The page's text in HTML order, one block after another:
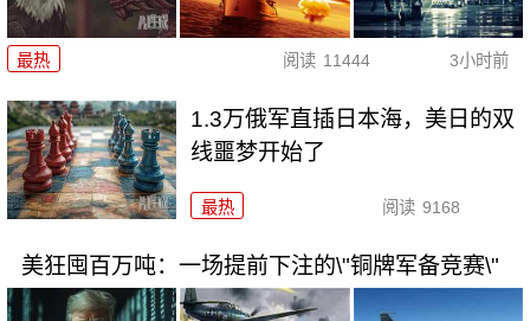
最热 阅读 11444 3小时前
1.3万俄军直插日本海，美日的双
线噩梦开始了
最热 阅读 9168
美狂囤百万吨：一场提前下注的\"铜牌军备竞赛\"